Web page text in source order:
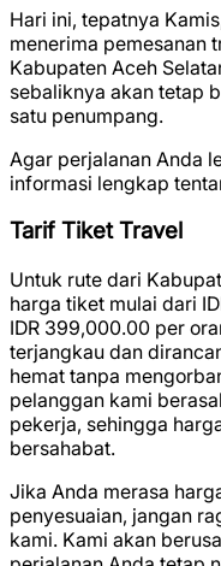
Hari ini, tepatnya
menerima pemesanan
Kabupaten Aceh
sebaliknya akan tetap
satu penumpang.
Agar perjalanan Anda
informasi lengkap
Tarif Tiket Travel
Untuk rute dari
harga tiket mulai dari
IDR 399,000.00 per
terjangkau dan
hemat tanpa
pelanggan kami
pekerja, sehingga
bersahabat.
Jika Anda merasa
penyesuaian, jangan
kami. Kami akan